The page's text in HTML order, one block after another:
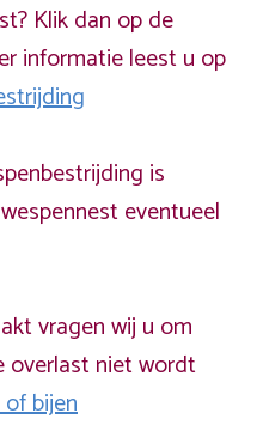
Klik dan op de
informatie leest u op
is
eventueel
vragen wij u om
overlast niet wordt
bijen